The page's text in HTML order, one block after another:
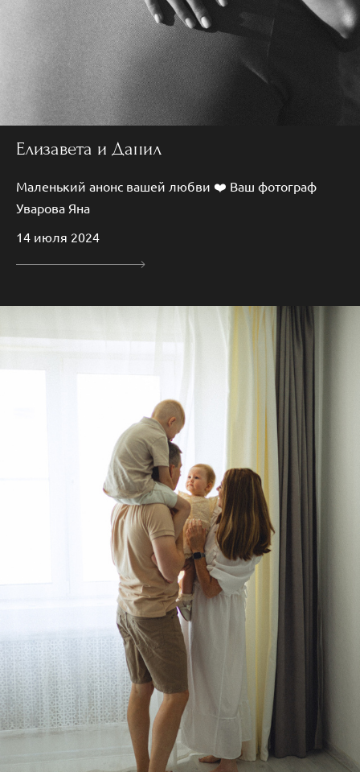
Елизавета и Данил
Маленький анонс вашей любви ❤️ Ваш фотограф
Уварова Яна
14 июля 2024